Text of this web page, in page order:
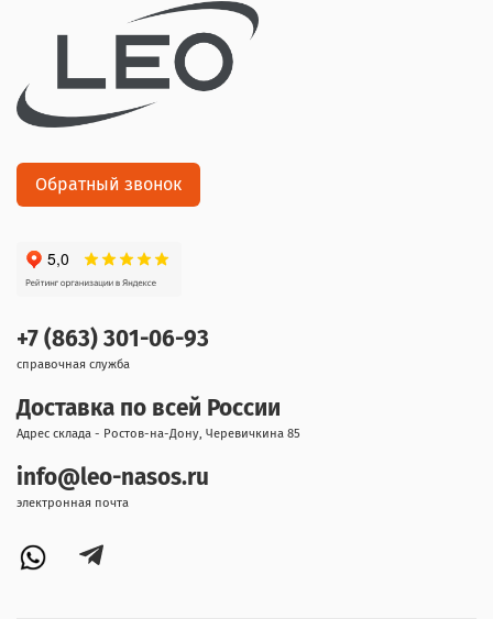
+7 (863) 301-06-93
справочная служба
Доставка по всей России
Адрес склада - Ростов-на-Дону, Черевичкина 85
info@leo-nasos.ru
электронная почта
Обратный звонок